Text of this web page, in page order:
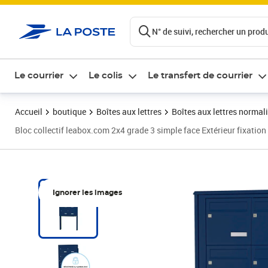
N° de suivi, rechercher un
Le courrier Le colis Le transfert de courrier
Accueil boutique Boîtes aux lettres
Boîtes aux lettres
Bloc collectif leabox.com 2x4 grade 3 simple face Extérieur
Ignorer les images